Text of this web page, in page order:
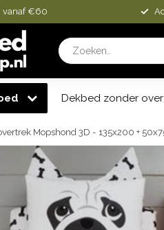
vanaf €60
Dekbed zonder
Mopshond 3D - 135x200 +